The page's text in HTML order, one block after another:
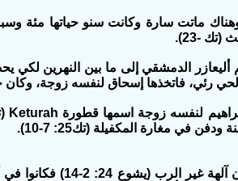
ماتت سارة وكانت سنو حياتها مئة
(تك -23).
أليعازر الدمشقي إلى ما بين النهرين
رئي، فاتخذها إسحاق لنفسه زوجة، وكان حينئذ
في مغارة المكفيلة (تك25: 7-10).
كان آباء إبراهيم